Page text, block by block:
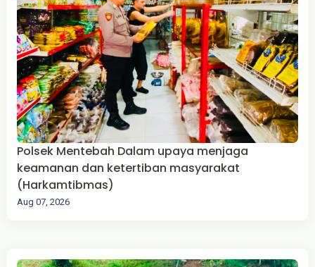
Polsek Mentebah Dalam upaya menjaga
keamanan dan ketertiban masyarakat
(Harkamtibmas)
Aug 07, 2026